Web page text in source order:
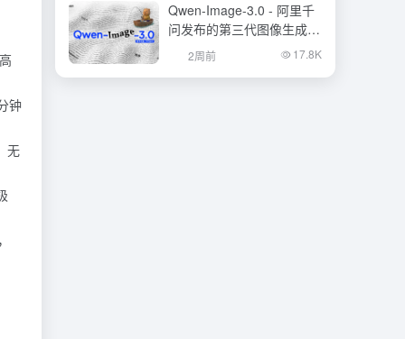
钟
无
Qwen-Image-3.0 - 阿里千
问发布的第三代图像生成基
础模型
2周前 17.8K